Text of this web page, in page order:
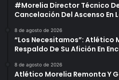
#Morelia Director Técnico
Cancelación Del Ascenso En
8 de agosto de 2026
“Los Necesitamos”: Atlético
Respaldo De Su Afición En
8 de agosto de 2026
Atlético Morelia Remonta Y